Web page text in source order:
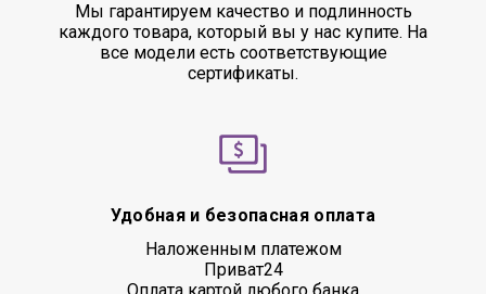
Мы гарантируем качество и подлинность
каждого товара, который вы у нас купите. На
все модели есть соответствующие
сертификаты.
Удобная и безопасная оплата
Наложенным платежом
Приват24